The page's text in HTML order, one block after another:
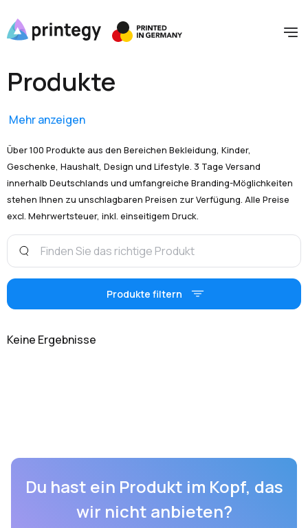
Produkte
Mehr anzeigen
Über 100 Produkte aus den Bereichen Bekleidung, Kinder,
Geschenke, Haushalt, Design und Lifestyle. 3 Tage Versand
innerhalb Deutschlands und umfangreiche Branding-Möglichkeiten
stehen Ihnen zu unschlagbaren Preisen zur Verfügung. Alle Preise
excl. Mehrwertsteuer, inkl. einseitigem Druck.
Produkte filtern
Keine Ergebnisse
Du hast ein Produkt im Kopf, das
wir nicht anbieten?